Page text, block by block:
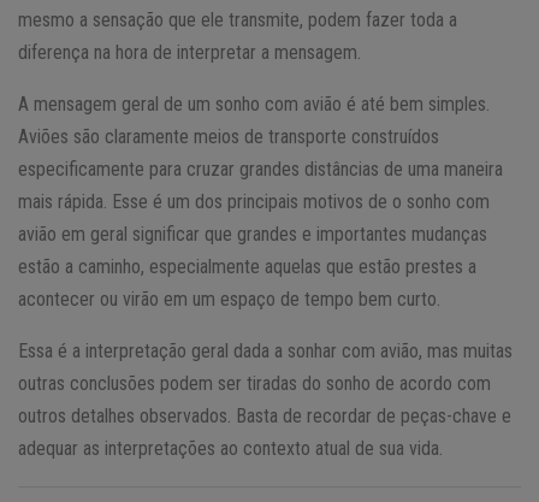
mesmo a sensação que ele transmite, podem fazer toda a
diferença na hora de interpretar a mensagem.
A mensagem geral de um sonho com avião é até bem simples.
Aviões são claramente meios de transporte construídos
especificamente para cruzar grandes distâncias de uma maneira
mais rápida. Esse é um dos principais motivos de o sonho com
avião em geral significar que grandes e importantes mudanças
estão a caminho, especialmente aquelas que estão prestes a
acontecer ou virão em um espaço de tempo bem curto.
Essa é a interpretação geral dada a sonhar com avião, mas muitas
outras conclusões podem ser tiradas do sonho de acordo com
outros detalhes observados. Basta de recordar de peças-chave e
adequar as interpretações ao contexto atual de sua vida.